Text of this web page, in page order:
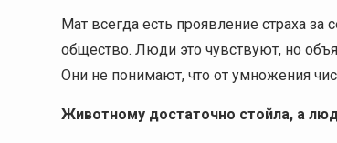
Мат всегда есть проявление страха за
общество. Люди это чувствуют, но
Они не понимают, что от умножения
Животному достаточно стойла, а